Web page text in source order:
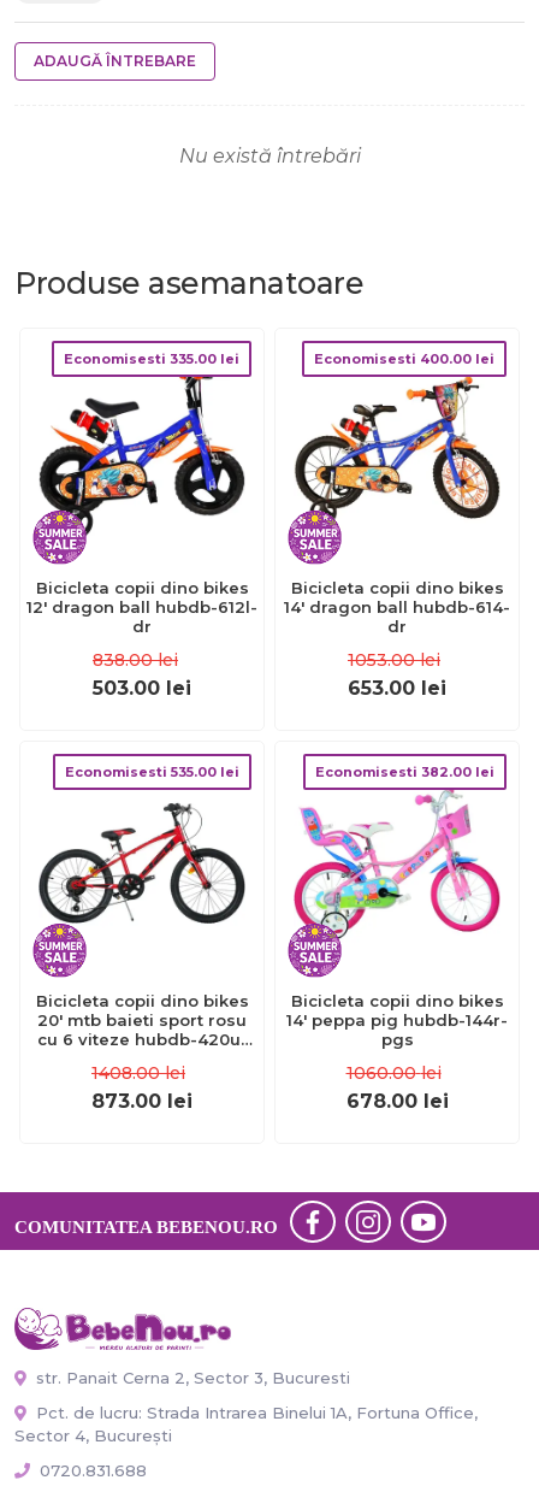
ADAUGĂ ÎNTREBARE
Nu există întrebări
Produse asemanatoare
Economisesti 335.00 lei
Bicicleta copii dino bikes
12' dragon ball hubdb-612l-
dr
838.00 lei
503.00 lei
Economisesti 400.00 lei
Bicicleta copii dino bikes
14' dragon ball hubdb-614-
dr
1053.00 lei
653.00 lei
Economisesti 535.00 lei
Bicicleta copii dino bikes
20' mtb baieti sport rosu
cu 6 viteze hubdb-420u-
1408.00 lei
873.00 lei
Economisesti 382.00 lei
Bicicleta copii dino bikes
14' peppa pig hubdb-144r-
pgs
1060.00 lei
678.00 lei
COMUNITATEA BEBENOU.RO
str. Panait Cerna 2, Sector 3, Bucuresti
Pct. de lucru: Strada Intrarea Binelui 1A, Fortuna Office,
Sector 4, București
0720.831.688